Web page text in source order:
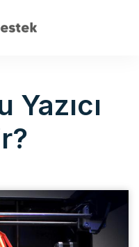
Yazıcı